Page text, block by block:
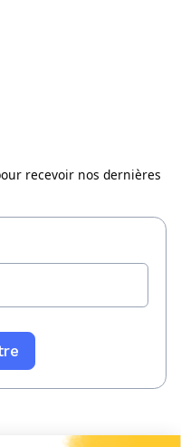
recevoir nos dernières